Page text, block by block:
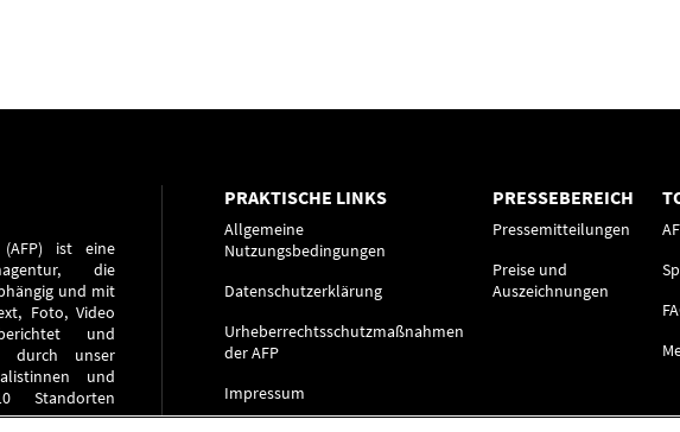
(AFP) ist eine
die
und mit
Foto, Video
und
durch unser
und
Standorten
PRAKTISCHE LINKS
Allgemeine
Nutzungsbedingungen
Datenschutzerklärung
Urheberrechtsschutzmaßnahmen
der AFP
Impressum
PRESSEBEREICH
Pressemitteilungen
Preise und
Auszeichnungen